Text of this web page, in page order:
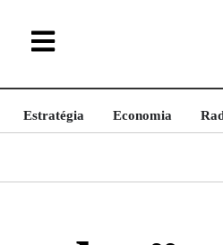
Estratégia Economia